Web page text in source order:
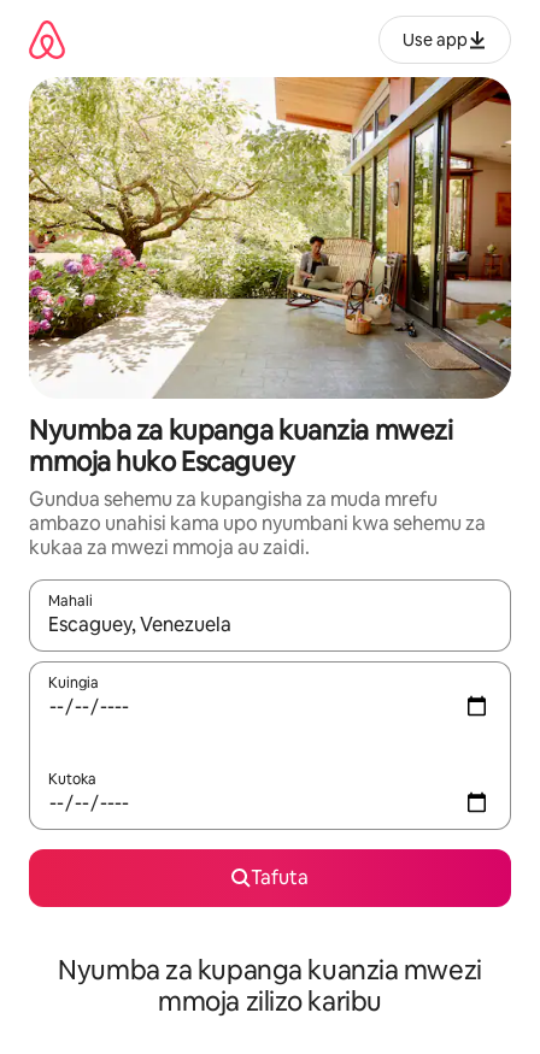
kwenda
kwenye
maudhui
Use app
Nyumba za kupanga kuanzia mwezi
mmoja huko Escaguey
Gundua sehemu za kupangisha za muda mrefu
ambazo unahisi kama upo nyumbani kwa sehemu za
kukaa za mwezi mmoja au zaidi.
Mahali
Wakati matokeo yanapatikana, vinjari kwa kutumia vitufe vya
Kuingia
Kutoka
Tafuta
Nyumba za kupanga kuanzia mwezi
mmoja zilizo karibu